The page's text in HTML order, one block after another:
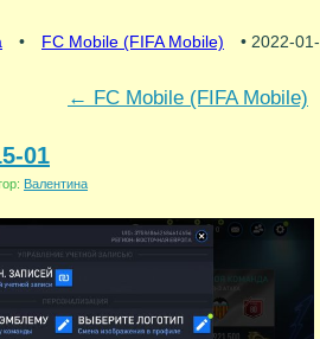
• FC Mobile (FIFA Mobile)
• 2022-01-
← FC Mobile (FIFA Mobile)
01
Валентина